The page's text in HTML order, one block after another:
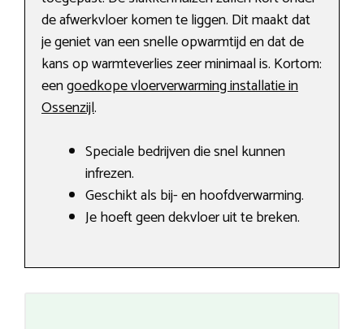
de afwerkvloer komen te liggen. Dit maakt dat
je geniet van een snelle opwarmtijd en dat de
kans op warmteverlies zeer minimaal is. Kortom:
eengoedkope vloerverwarming installatie in
Ossenzijl.
Speciale bedrijven die snel kunnen
infrezen.
Geschikt als bij- en hoofdverwarming.
Je hoeft geen dekvloer uit te breken.